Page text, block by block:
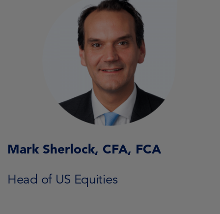
Mark Sherlock, CFA, FCA
Head of US Equities